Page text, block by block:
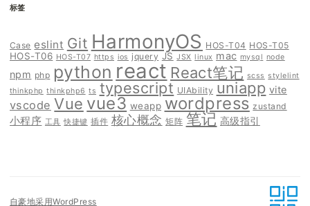
标签
Case eslint Git HarmonyOS HOS-T04 HOS-T05
HOS-T06 HOS-T07 https ios jquery JS JSX linux mac mysql node
npm php python react React笔记 scss stylelint
thinkphp thinkphp6 ts typescript UIAbility uniapp vite
vscode Vue vue3 weapp wordpress zustand
小程序 工具 快捷键 插件 核心概念 矩阵 笔记 高级指引
自豪地采用WordPress